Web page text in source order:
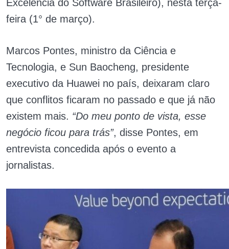
Excelência do Software Brasileiro), nesta terça-
feira (1° de março).
Marcos Pontes, ministro da Ciência e
Tecnologia, e Sun Baocheng, presidente
executivo da Huawei no país, deixaram claro
que conflitos ficaram no passado e que já não
existem mais. “Do meu ponto de vista, esse
negócio ficou para trás”, disse Pontes, em
entrevista concedida após o evento a
jornalistas.